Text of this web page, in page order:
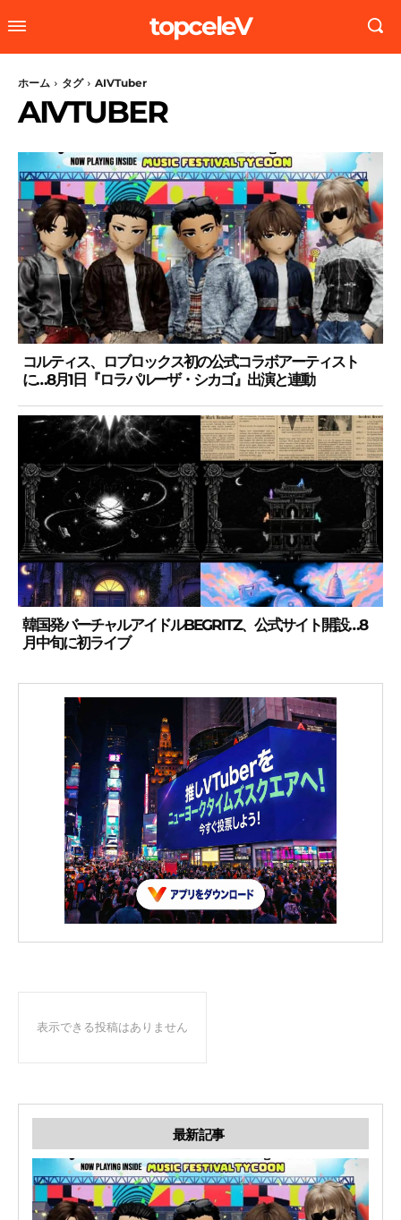
topceleV
ホーム タグ AIVTuber
AIVTUBER
コルティス、ロブロックス初の公式コラボアーティスト
に…8月1日『ロラパルーザ・シカゴ』出演と連動
韓国発バーチャルアイドルBEGRITZ、公式サイト開設…8
月中旬に初ライブ
表示できる投稿はありません
最新記事